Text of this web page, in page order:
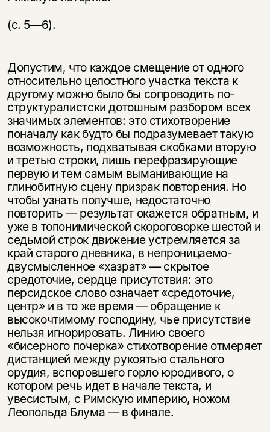
(с. 5—6).
Допустим, что каждое смещение от одного
относительно целостного участка текста к
другому можно было бы сопроводить по-
структуралистски дотошным разбором всех
значимых элементов: это стихотворение
поначалу как будто бы подразумевает такую
возможность, подхватывая скобками вторую
и третью строки, лишь перефразирующие
первую и тем самым выманивающие на
глинобитную сцену призрак повторения. Но
чтобы узнать получше, недостаточно
повторить — результат окажется обратным, и
уже в топонимической скороговорке шестой и
седьмой строк движение устремляется за
край старого дневника, в непроницаемо-
двусмысленное «хазрат» — скрытое
средоточие, сердце присутствия: это
персидское слово означает «средоточие,
центр» и в то же время — обращение к
высокочтимому господину, чье присутствие
нельзя игнорировать. Линию своего
«бисерного почерка» стихотворение отмеряет
дистанцией между рукоятью стального
орудия, вспоровшего горло юродивого, о
котором речь идет в начале текста, и
увесистым, с Римскую империю, ножом
Леопольда Блума — в финале.